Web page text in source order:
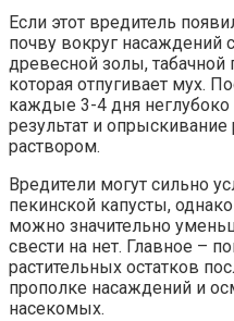
Если этот вредитель
почву вокруг насаждений
древесной золы,
которая отпугивает мух.
каждые 3-4 дня
результат и
раствором.
Вредители могут сильно
пекинской капусты,
можно значительно
свести на нет. Главное –
растительных остатков
прополке насаждений и
насекомых.